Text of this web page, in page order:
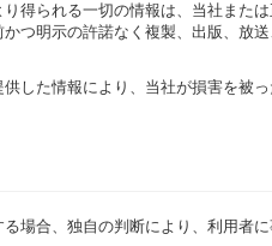
得られる一切の情報は、当社また
つ明示の許諾なく複製、出版、放
した情報により、当社が損害を被
場合、独自の判断により、利用者